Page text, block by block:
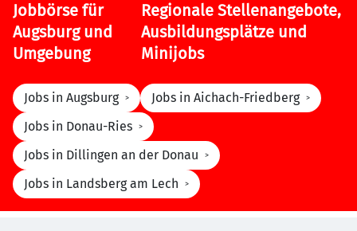
Jobbörse für
Augsburg und
Umgebung
Regionale Stellenangebote,
Ausbildungsplätze und
Minijobs
Jobs in Augsburg
Jobs in Aichach-Friedberg
Jobs in Donau-Ries
Jobs in Dillingen an der Donau
Jobs in Landsberg am Lech